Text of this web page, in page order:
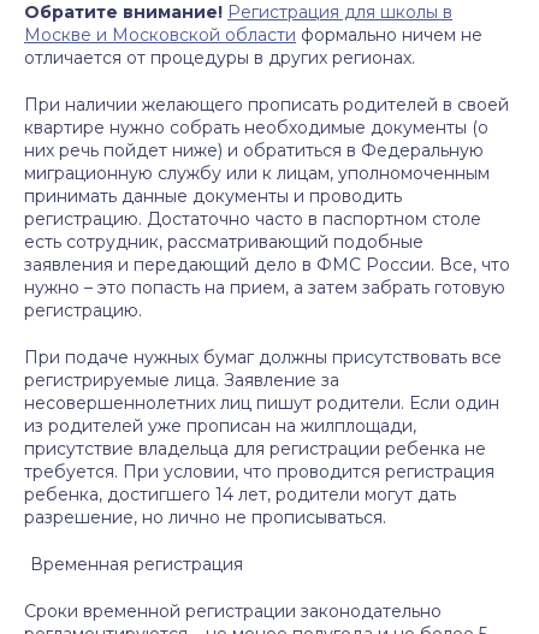
Обратите внимание! Регистрация для школы в
Москве и Московской области формально ничем не
отличается от процедуры в других регионах.
При наличии желающего прописать родителей в своей
квартире нужно собрать необходимые документы (о
них речь пойдет ниже) и обратиться в Федеральную
миграционную службу или к лицам, уполномоченным
принимать данные документы и проводить
регистрацию. Достаточно часто в паспортном столе
есть сотрудник, рассматривающий подобные
заявления и передающий дело в ФМС России. Все, что
нужно – это попасть на прием, а затем забрать готовую
регистрацию.
При подаче нужных бумаг должны присутствовать все
регистрируемые лица. Заявление за
несовершеннолетних лиц пишут родители. Если один
из родителей уже прописан на жилплощади,
присутствие владельца для регистрации ребенка не
требуется. При условии, что проводится регистрация
ребенка, достигшего 14 лет, родители могут дать
разрешение, но лично не прописываться.
Временная регистрация
Сроки временной регистрации законодательно